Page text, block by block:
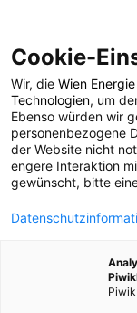
Cookie-
Wir, die Wien
Technologien, um
Ebenso würden wir
personenbezogene
der Website nicht
engere Interaktion
gewünscht, bitte